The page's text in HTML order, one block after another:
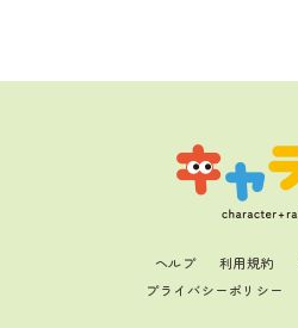
ヘルプ 利用規約
プライバシーポリシー